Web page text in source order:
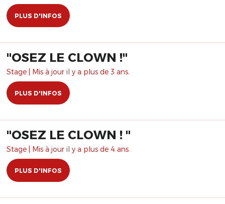
PLUS D'INFOS
​"OSEZ LE CLOWN !"
Stage | Mis à jour il y a plus de 3 ans.
PLUS D'INFOS
"OSEZ LE CLOWN ! "
Stage | Mis à jour il y a plus de 4 ans.
PLUS D'INFOS